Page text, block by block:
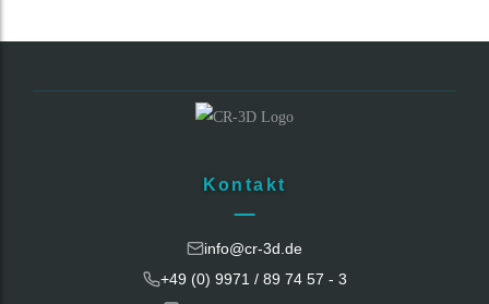
Kontakt
info@cr-3d.de
+49 (0) 9971 / 89 74 57 - 3